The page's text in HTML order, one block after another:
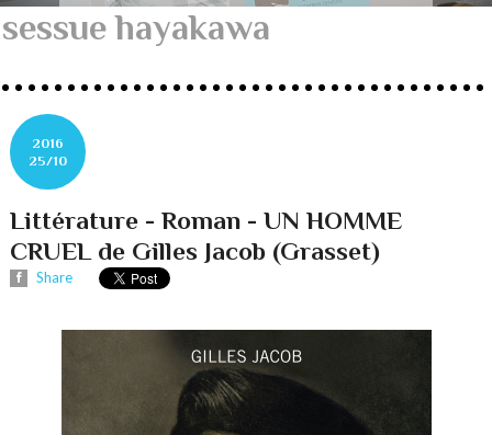
sessue hayakawa
2016
25/10
Littérature - Roman - UN HOMME
CRUEL de Gilles Jacob (Grasset)
Share